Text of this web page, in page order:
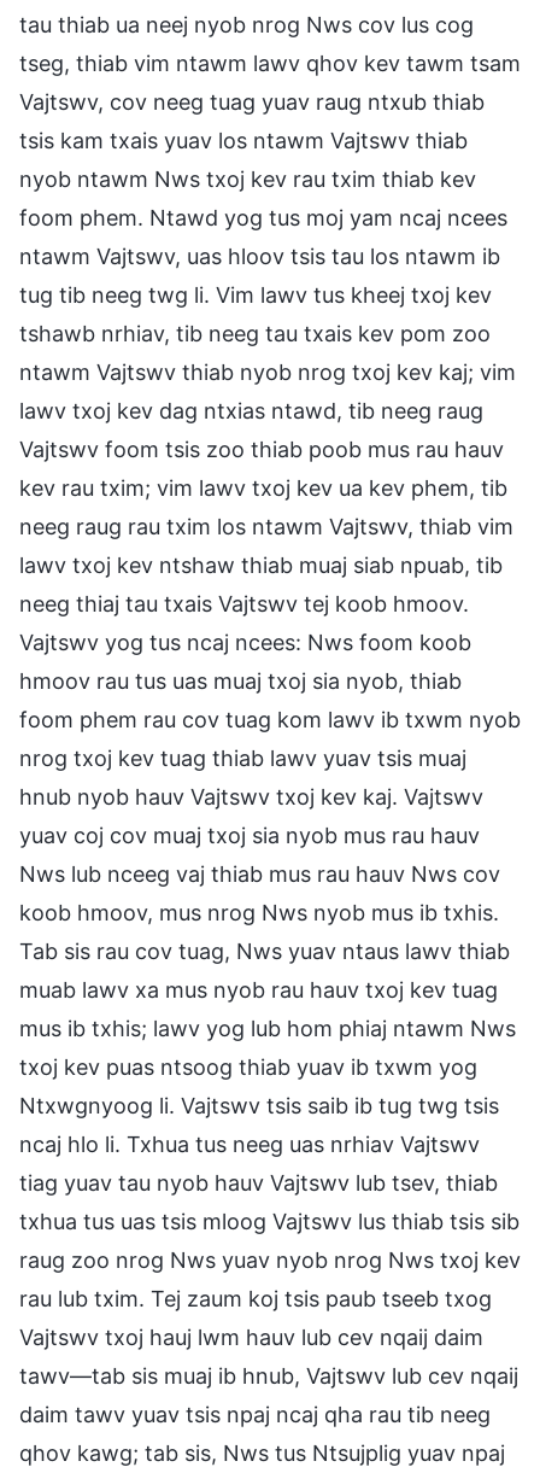
tau thiab ua neej nyob nrog Nws cov lus cog
tseg, thiab vim ntawm lawv qhov kev tawm tsam
Vajtswv, cov neeg tuag yuav raug ntxub thiab
tsis kam txais yuav los ntawm Vajtswv thiab
nyob ntawm Nws txoj kev rau txim thiab kev
foom phem. Ntawd yog tus moj yam ncaj ncees
ntawm Vajtswv, uas hloov tsis tau los ntawm ib
tug tib neeg twg li. Vim lawv tus kheej txoj kev
tshawb nrhiav, tib neeg tau txais kev pom zoo
ntawm Vajtswv thiab nyob nrog txoj kev kaj; vim
lawv txoj kev dag ntxias ntawd, tib neeg raug
Vajtswv foom tsis zoo thiab poob mus rau hauv
kev rau txim; vim lawv txoj kev ua kev phem, tib
neeg raug rau txim los ntawm Vajtswv, thiab vim
lawv txoj kev ntshaw thiab muaj siab npuab, tib
neeg thiaj tau txais Vajtswv tej koob hmoov.
Vajtswv yog tus ncaj ncees: Nws foom koob
hmoov rau tus uas muaj txoj sia nyob, thiab
foom phem rau cov tuag kom lawv ib txwm nyob
nrog txoj kev tuag thiab lawv yuav tsis muaj
hnub nyob hauv Vajtswv txoj kev kaj. Vajtswv
yuav coj cov muaj txoj sia nyob mus rau hauv
Nws lub nceeg vaj thiab mus rau hauv Nws cov
koob hmoov, mus nrog Nws nyob mus ib txhis.
Tab sis rau cov tuag, Nws yuav ntaus lawv thiab
muab lawv xa mus nyob rau hauv txoj kev tuag
mus ib txhis; lawv yog lub hom phiaj ntawm Nws
txoj kev puas ntsoog thiab yuav ib txwm yog
Ntxwgnyoog li. Vajtswv tsis saib ib tug twg tsis
ncaj hlo li. Txhua tus neeg uas nrhiav Vajtswv
tiag yuav tau nyob hauv Vajtswv lub tsev, thiab
txhua tus uas tsis mloog Vajtswv lus thiab tsis sib
raug zoo nrog Nws yuav nyob nrog Nws txoj kev
rau lub txim. Tej zaum koj tsis paub tseeb txog
Vajtswv txoj hauj lwm hauv lub cev nqaij daim
tawv—tab sis muaj ib hnub, Vajtswv lub cev nqaij
daim tawv yuav tsis npaj ncaj qha rau tib neeg
qhov kawg; tab sis, Nws tus Ntsujplig yuav npaj